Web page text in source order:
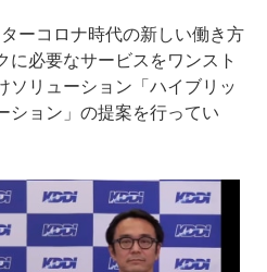
ーコロナ時代の新しい働き方
に必要なサービスをワンスト
ソリューション「ハイブリッ
ション」の提案を行ってい